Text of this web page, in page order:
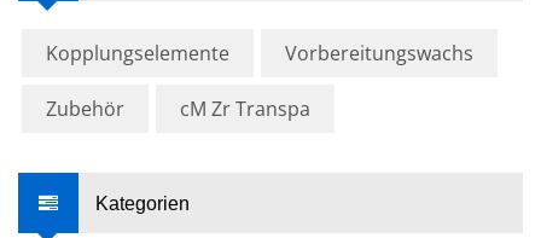
Kopplungselemente Vorbereitungswachs
Zubehör cM Zr Transpa
Kategorien